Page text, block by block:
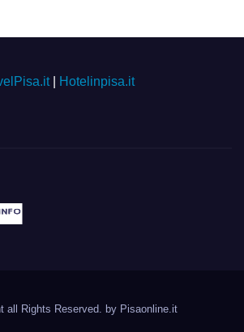
| Hotelinpisa.it
all Rights Reserved. by Pisaonline.it